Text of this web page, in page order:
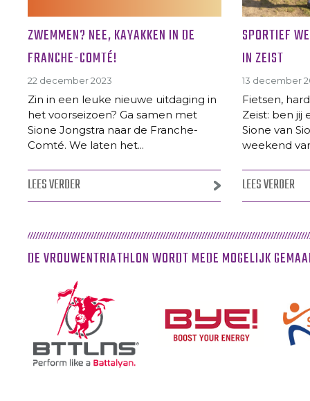
ZWEMMEN? NEE, KAYAKKEN IN DE
FRANCHE-COMTÉ!
22 december 2023
Zin in een leuke nieuwe uitdaging in
het voorseizoen? Ga samen met
Sione Jongstra naar de Franche-
Comté. We laten het...
LEES VERDER
SPORTIEF
IN ZEIST
13 december
Fietsen,
Zeist: ben jij
Sione van
weekend
LEES VERDER
DE VROUWENTRIATHLON WORDT MEDE MOGELIJK